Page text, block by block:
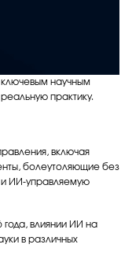
научным
практику.
включая
болеутоляющие без
ИИ-управляемую
года, влиянии ИИ на
в различных